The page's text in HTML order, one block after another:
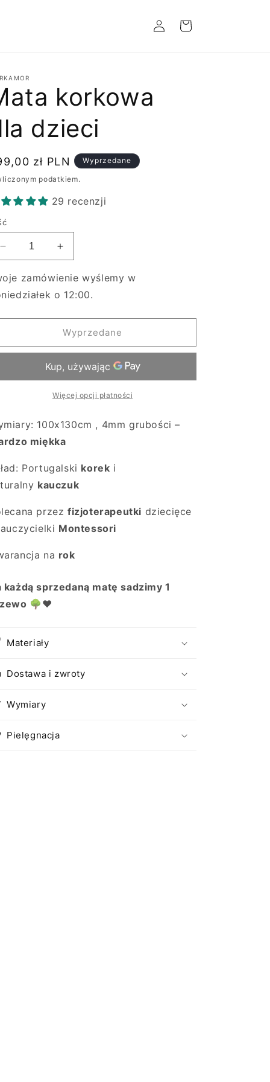
Zaloguj
się
Koszyk
korkowa
dzieci
zł PLN Wyprzedane
podatkiem.
29 recenzji
Zmniejsz
ilość
dla
Mata
korkowa
Zwiększ
ilość
dla
Mata
korkowa
dzieci
zamówienie wyślemy w
o 12:00.
Wyprzedane
Więcej opcji płatności
100x130cm , 4mm grubości –
miękka
Portugalski korek i
kauczuk
przez fizjoterapeutki dziecięce
Montessori
na rok
każdą sprzedaną matę sadzimy 1
🌳❤️
Materiały
Dostawa i zwroty
Wymiary
Pielęgnacja